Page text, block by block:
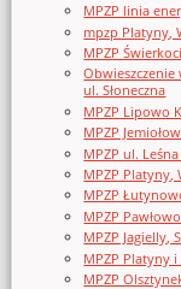
MPZP linia
mpzp Platyny,
MPZP
ul. Słoneczna
MPZP Lipowo
MPZP
MPZP ul.
MPZP Platyny,
MPZP
MPZP Pawłowo
MPZP Jagielly,
MPZP Platyny i
MPZP